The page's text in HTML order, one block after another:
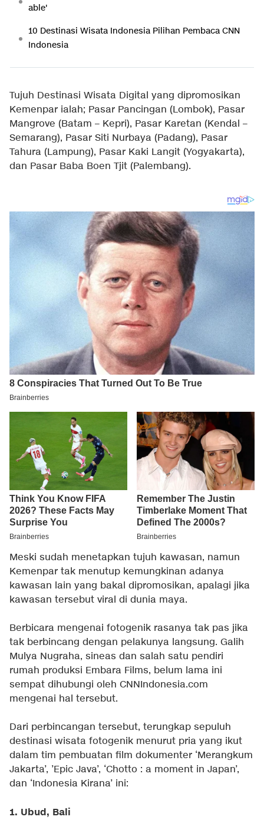
able'
10 Destinasi Wisata Indonesia Pilihan Pembaca CNN
Indonesia
Tujuh Destinasi Wisata Digital yang dipromosikan
Kemenpar ialah; Pasar Pancingan (Lombok), Pasar
Mangrove (Batam – Kepri), Pasar Karetan (Kendal –
Semarang), Pasar Siti Nurbaya (Padang), Pasar
Tahura (Lampung), Pasar Kaki Langit (Yogyakarta),
dan Pasar Baba Boen Tjit (Palembang).
Meski sudah menetapkan tujuh kawasan, namun
Kemenpar tak menutup kemungkinan adanya
kawasan lain yang bakal dipromosikan, apalagi jika
kawasan tersebut viral di dunia maya.
Berbicara mengenai fotogenik rasanya tak pas jika
tak berbincang dengan pelakunya langsung. Galih
Mulya Nugraha, sineas dan salah satu pendiri
rumah produksi Embara Films, belum lama ini
sempat dihubungi oleh CNNIndonesia.com
mengenai hal tersebut.
Dari perbincangan tersebut, terungkap sepuluh
destinasi wisata fotogenik menurut pria yang ikut
dalam tim pembuatan film dokumenter ‘Merangkum
Jakarta’, ’Epic Java’, ‘Chotto : a moment in Japan’,
dan ‘Indonesia Kirana’ ini:
1. Ubud, Bali